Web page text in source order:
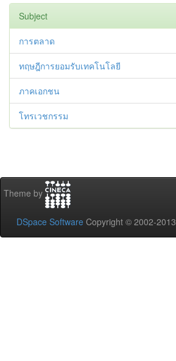
Subject
การตลาด
ทฤษฎีการยอมรับเทคโนโลยี
ภาคเอกชน
โทรเวชกรรม
Theme by
DSpace Software Copyright © 2002-2013